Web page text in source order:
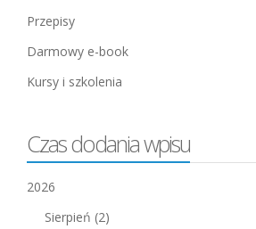
Przepisy
Darmowy e-book
Kursy i szkolenia
Czas dodania wpisu
2026
Sierpień (2)